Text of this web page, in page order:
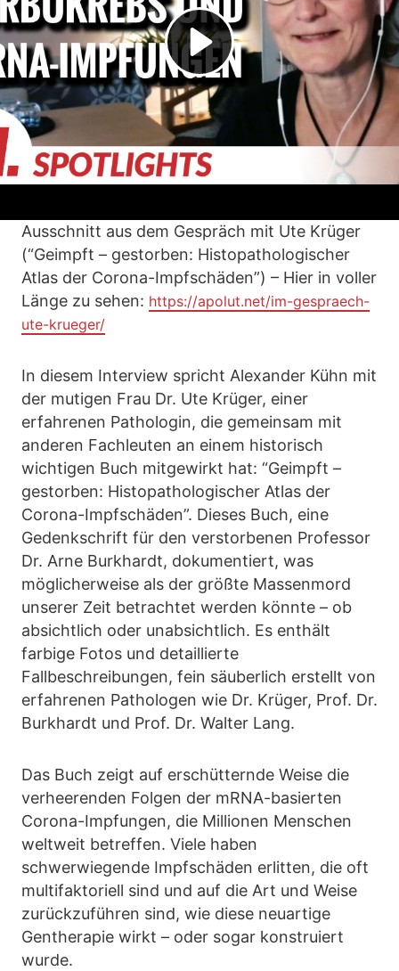
Ausschnitt aus dem Gespräch mit Ute Krüger
(“Geimpft – gestorben: Histopathologischer
Atlas der Corona-Impfschäden”) – Hier in voller
Länge zu sehen: https://apolut.net/im-gespraech-
ute-krueger/
In diesem Interview spricht Alexander Kühn mit
der mutigen Frau Dr. Ute Krüger, einer
erfahrenen Pathologin, die gemeinsam mit
anderen Fachleuten an einem historisch
wichtigen Buch mitgewirkt hat: “Geimpft –
gestorben: Histopathologischer Atlas der
Corona-Impfschäden”. Dieses Buch, eine
Gedenkschrift für den verstorbenen Professor
Dr. Arne Burkhardt, dokumentiert, was
möglicherweise als der größte Massenmord
unserer Zeit betrachtet werden könnte – ob
absichtlich oder unabsichtlich. Es enthält
farbige Fotos und detaillierte
Fallbeschreibungen, fein säuberlich erstellt von
erfahrenen Pathologen wie Dr. Krüger, Prof. Dr.
Burkhardt und Prof. Dr. Walter Lang.
Das Buch zeigt auf erschütternde Weise die
verheerenden Folgen der mRNA-basierten
Corona-Impfungen, die Millionen Menschen
weltweit betreffen. Viele haben
schwerwiegende Impfschäden erlitten, die oft
multifaktoriell sind und auf die Art und Weise
zurückzuführen sind, wie diese neuartige
Gentherapie wirkt – oder sogar konstruiert
wurde.